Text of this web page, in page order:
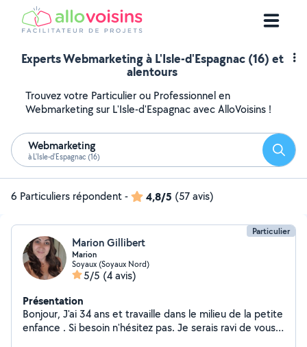
Experts Webmarketing à L'Isle-d'Espagnac (16) et
alentours
Trouvez votre Particulier ou Professionnel en
Webmarketing sur L'Isle-d'Espagnac avec AlloVoisins !
Webmarketing
à L'Isle-d'Espagnac (16)
6 Particuliers répondent- 4,8/5 (57 avis)
Particulier
Marion Gillibert
Marion
Soyaux (Soyaux Nord)
5/5 (4 avis)
Présentation
Bonjour, J'ai 34 ans et travaille dans le milieu de la petite
enfance . Si besoin n'hésitez pas. Je serais ravi de vous